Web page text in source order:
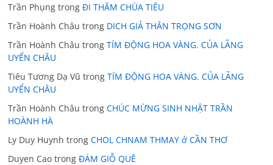
Trần Phụng trongĐI THĂM CHÙA TIÊU
Trần Hoành Châu trong DICH GIẢ THÂN TRỌNG SƠN
Trần Hoành Châu trongTÍM ĐỘNG HOA VÀNG. CỦA LÃNG
UYỂN CHÂU
Tiêu Tương Dạ Vũ trongTÍM ĐỘNG HOA VÀNG. CỦA LÃNG
UYỂN CHÂU
Trần Hoành Châu trongCHÚC MỪNG SINH NHẬT TRẦN
HOÀNH HÀ
Ly Duy Huynh trongCHOL CHNAM THMAY ở CẦN THƠ
Duyen Cao trongĐÁM GIỖ QUÊ